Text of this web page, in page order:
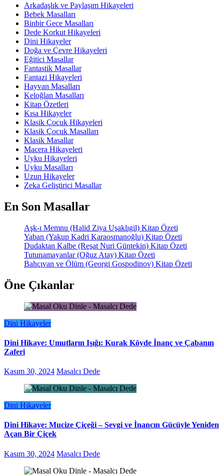
Arkadaşlık ve Paylaşım Hikayeleri
Bebek Masalları
Binbir Gece Masalları
Dede Korkut Hikayeleri
Dini Hikayeler
Doğa ve Çevre Hikayeleri
Eğitici Masallar
Fantastik Masallar
Fantazi Hikayeleri
Hayvan Masalları
Keloğlan Masalları
Kitap Özetleri
Kısa Hikayeler
Klasik Çocuk Hikayeleri
Klasik Çocuk Masalları
Klasik Masallar
Macera Hikayeleri
Uyku Hikayeleri
Uyku Masalları
Uzun Hikayeler
Zeka Geliştirici Masallar
En Son Masallar
Aşk-ı Memnu (Halid Ziya Uşaklıgil) Kitap Özeti
Yaban (Yakup Kadri Karaosmanoğlu) Kitap Özeti
Dudaktan Kalbe (Reşat Nuri Güntekin) Kitap Özeti
Tutunamayanlar (Oğuz Atay) Kitap Özeti
Bahçıvan ve Ölüm (Georgi Gospodinov) Kitap Özeti
Öne Çıkanlar
Dini Hikayeler
Dini Hikaye: Umutların Işığı: Kurak Köyde İnanç ve Çabanın
Zaferi
Kasım 30, 2024 Masalcı Dede
Dini Hikayeler
Dini Hikaye: Mucize Çiçeği – Sevgi ve İnancın Gücüyle Yeniden
Açan Bir Çiçek
Kasım 30, 2024 Masalcı Dede